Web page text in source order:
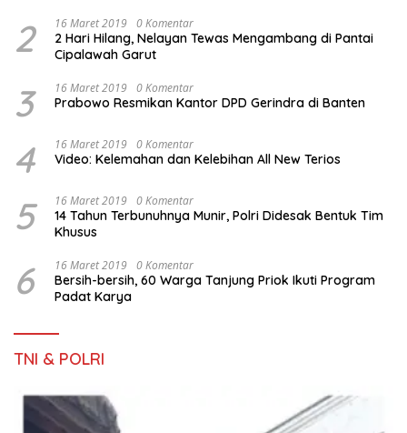
2 16 Maret 2019 0 Komentar
2 Hari Hilang, Nelayan Tewas Mengambang di Pantai
Cipalawah Garut
3 16 Maret 2019 0 Komentar
Prabowo Resmikan Kantor DPD Gerindra di Banten
4 16 Maret 2019 0 Komentar
Video: Kelemahan dan Kelebihan All New Terios
5 16 Maret 2019 0 Komentar
14 Tahun Terbunuhnya Munir, Polri Didesak Bentuk Tim
Khusus
6 16 Maret 2019 0 Komentar
Bersih-bersih, 60 Warga Tanjung Priok Ikuti Program
Padat Karya
TNI & POLRI